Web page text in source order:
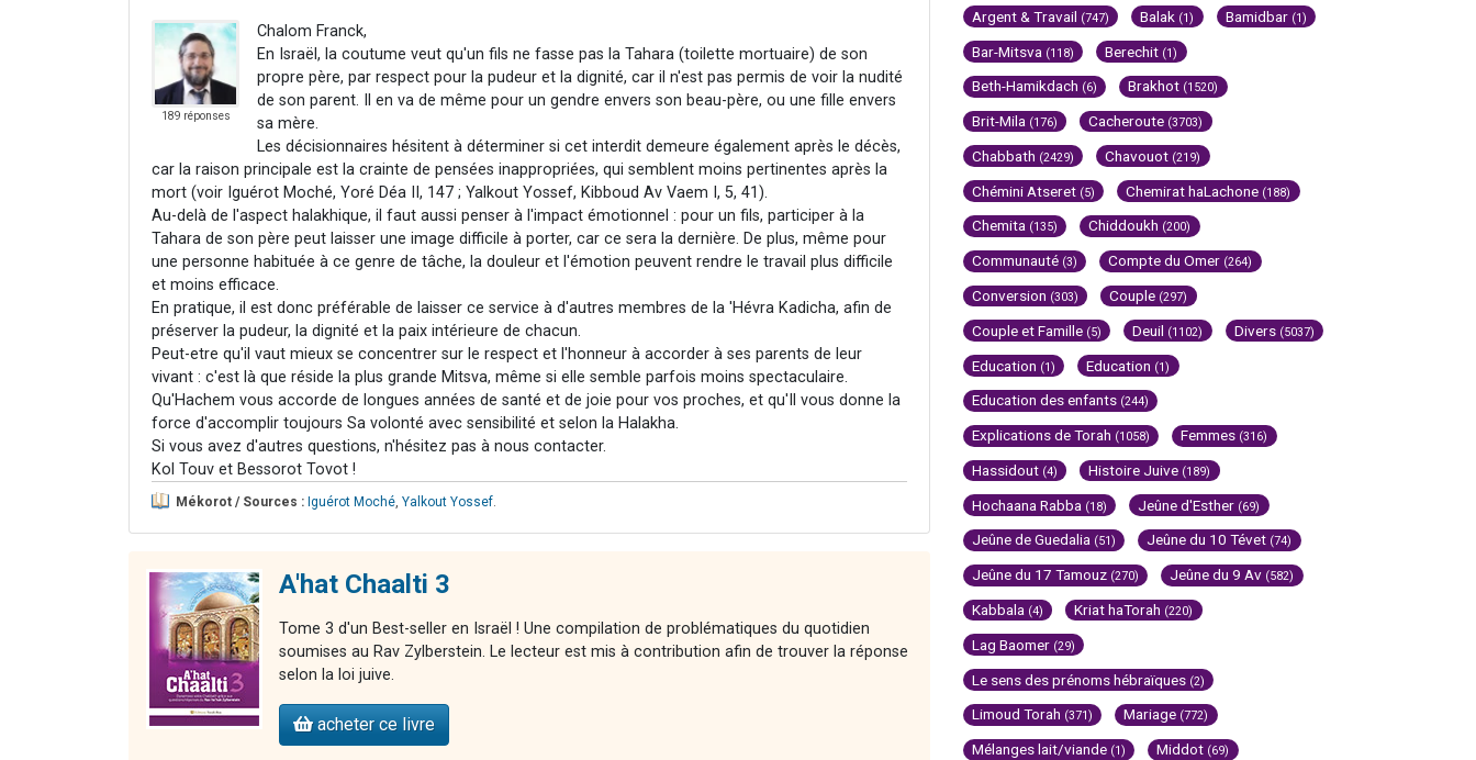
189 réponses
Chalom Franck,
En Israël, la coutume veut qu'un fils ne fasse pas la Tahara (toilette mortuaire) de son
propre père, par respect pour la pudeur et la dignité, car il n'est pas permis de voir la nudité
de son parent. Il en va de même pour un gendre envers son beau-père, ou une fille envers
sa mère.
Les décisionnaires hésitent à déterminer si cet interdit demeure également après le décès,
car la raison principale est la crainte de pensées inappropriées, qui semblent moins pertinentes après la
mort (voir Iguérot Moché, Yoré Déa II, 147 ; Yalkout Yossef, Kibboud Av Vaem I, 5, 41).
Au-delà de l'aspect halakhique, il faut aussi penser à l'impact émotionnel : pour un fils, participer à la
Tahara de son père peut laisser une image difficile à porter, car ce sera la dernière. De plus, même pour
une personne habituée à ce genre de tâche, la douleur et l'émotion peuvent rendre le travail plus difficile
et moins efficace.
En pratique, il est donc préférable de laisser ce service à d'autres membres de la 'Hévra Kadicha, afin de
préserver la pudeur, la dignité et la paix intérieure de chacun.
Peut-etre qu'il vaut mieux se concentrer sur le respect et l'honneur à accorder à ses parents de leur
vivant : c'est là que réside la plus grande Mitsva, même si elle semble parfois moins spectaculaire.
Qu'Hachem vous accorde de longues années de santé et de joie pour vos proches, et qu'Il vous donne la
force d'accomplir toujours Sa volonté avec sensibilité et selon la Halakha.
Si vous avez d'autres questions, n'hésitez pas à nous contacter.
Kol Touv et Bessorot Tovot !
Mékorot / Sources : Iguérot Moché Yalkout Yossef
A'hat Chaalti 3
Tome 3 d'un Best-seller en Israël ! Une compilation de problématiques du quotidien
soumises au Rav Zylberstein. Le lecteur est mis à contribution afin de trouver la réponse
selon la loi juive.
acheter ce livre
Argent & Travail (747) Balak (1) Bamidbar (1)
Bar-Mitsva (118) Berechit (1)
Beth-Hamikdach (6) Brakhot (1520)
Brit-Mila (176) Cacheroute (3703)
Chabbath (2429) Chavouot (219)
Chémini Atseret (5) Chemirat haLachone (188)
Chemita (135) Chiddoukh (200)
Communauté (3) Compte du Omer (264)
Conversion (303) Couple (297)
Couple et Famille (5) Deuil (1102) Divers (5037)
Education (1) Education (1)
Education des enfants (244)
Explications de Torah (1058) Femmes (316)
Hassidout (4) Histoire Juive (189)
Hochaana Rabba (18) Jeûne d'Esther (69)
Jeûne de Guedalia (51) Jeûne du 10 Tévet (74)
Jeûne du 17 Tamouz (270) Jeûne du 9 Av (582)
Kabbala (4) Kriat haTorah (220)
Lag Baomer (29)
Le sens des prénoms hébraïques (2)
Limoud Torah (371) Mariage (772)
Mélanges lait/viande (1) Middot (69)